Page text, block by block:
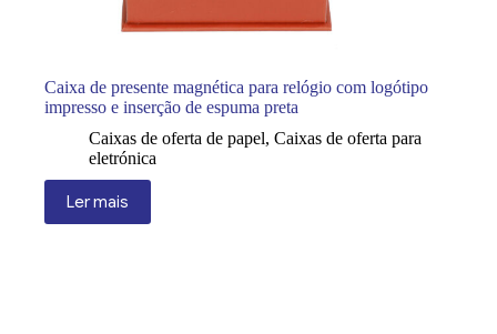
Caixa de presente magnética para relógio com logótipo
impresso e inserção de espuma preta
Caixas de oferta de papel, Caixas de oferta para
eletrónica
Ler mais